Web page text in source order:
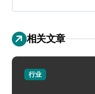
相关文章
行业